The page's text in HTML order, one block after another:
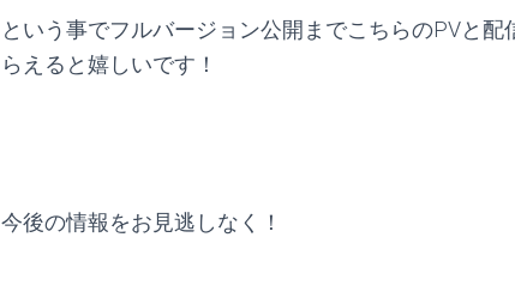
という事でフルバージョン公開までこちらのPVと
らえると嬉しいです！
今後の情報をお見逃しなく！